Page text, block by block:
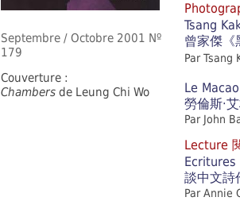
Septembre / Octobre 2001 Nº
179
Couverture :
Chambers de Leung Chi Wo
Tsang
曾家傑《
Par Tsang
Le
勞倫斯‧
Par John
Lecture
談中文詩
Par Annie